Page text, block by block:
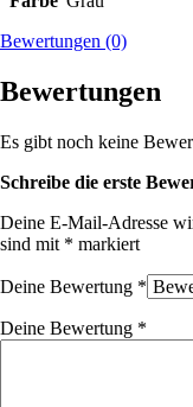
Bewertungen (0)
Bewertungen
Es gibt noch keine
Schreibe die erste
Deine E-Mail-Adresse
sind mit * markiert
Deine Bewertung *
Deine Bewertung *